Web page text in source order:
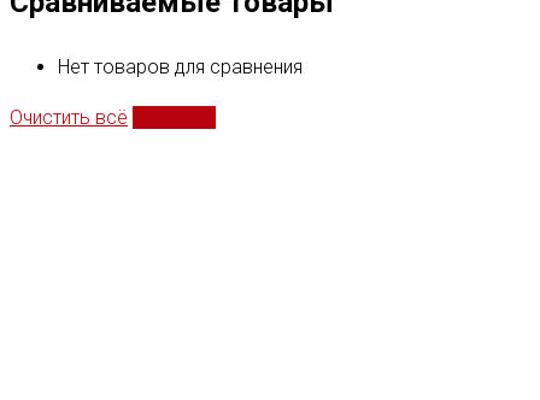
Нет товаров для сравнения
Очистить всё